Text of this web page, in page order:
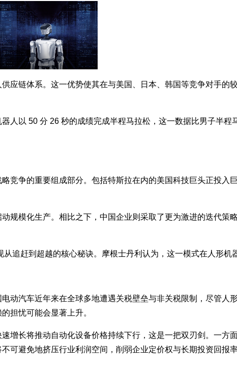
应链体系。这一优势使其在与美国、日本、韩国等竞争对手
人以 50 分 26 秒的成绩完成半程马拉松，这一数据比男子半程
竞争的重要组成部分。包括特斯拉在内的美国科技巨头正投入
规模化生产。相比之下，中国企业则采取了更为激进的迭代策
追赶到超越的核心秘诀。摩根士丹利认为，这一模式在人形机
动汽车近年来在全球多地遭遇关税壁垒与非关税限制，尽管人
担忧可能会显著上升。
增长将推动自动化设备价格持续下行，这是一把双刃剑。一方
可避免地挤压行业利润空间，削弱企业定价权与长期投资回报率